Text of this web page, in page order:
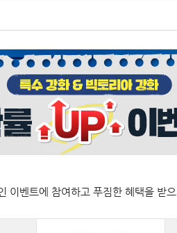
이벤트에 참여하고 푸짐한 혜택을 받